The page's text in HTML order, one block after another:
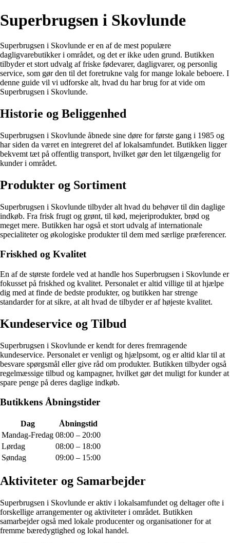
Superbrugsen i Skovlunde
Superbrugsen i Skovlunde er en af de mest populære
dagligvarebutikker i området, og det er ikke uden grund. Butikken
tilbyder et stort udvalg af friske fødevarer, dagligvarer, og personlig
service, som gør den til det foretrukne valg for mange lokale beboere. I
denne guide vil vi udforske alt, hvad du har brug for at vide om
Superbrugsen i Skovlunde.
Historie og Beliggenhed
Superbrugsen i Skovlunde åbnede sine døre for første gang i 1985 og
har siden da været en integreret del af lokalsamfundet. Butikken ligger
bekvemt tæt på offentlig transport, hvilket gør den let tilgængelig for
kunder i området.
Produkter og Sortiment
Superbrugsen i Skovlunde tilbyder alt hvad du behøver til din daglige
indkøb. Fra frisk frugt og grønt, til kød, mejeriprodukter, brød og
meget mere. Butikken har også et stort udvalg af internationale
specialiteter og økologiske produkter til dem med særlige præferencer.
Friskhed og Kvalitet
En af de største fordele ved at handle hos Superbrugsen i Skovlunde er
fokusset på friskhed og kvalitet. Personalet er altid villige til at hjælpe
dig med at finde de bedste produkter, og butikken har strenge
standarder for at sikre, at alt hvad de tilbyder er af højeste kvalitet.
Kundeservice og Tilbud
Superbrugsen i Skovlunde er kendt for deres fremragende
kundeservice. Personalet er venligt og hjælpsomt, og er altid klar til at
besvare spørgsmål eller give råd om produkter. Butikken tilbyder også
regelmæssige tilbud og kampagner, hvilket gør det muligt for kunder at
spare penge på deres daglige indkøb.
Butikkens Åbningstider
Dag
Åbningstid
Mandag-Fredag 08:00 – 20:00
Lørdag
08:00 – 18:00
Søndag
09:00 – 15:00
Aktiviteter og Samarbejder
Superbrugsen i Skovlunde er aktiv i lokalsamfundet og deltager ofte i
forskellige arrangementer og aktiviteter i området. Butikken
samarbejder også med lokale producenter og organisationer for at
fremme bæredygtighed og lokal handel.